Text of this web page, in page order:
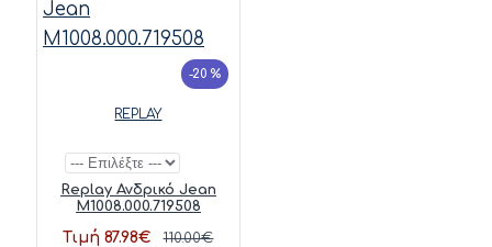
-20 %
REPLAY
Replay Ανδρικό Jean
M1008.000.719508
Τιμή 87.98€ 110.00€